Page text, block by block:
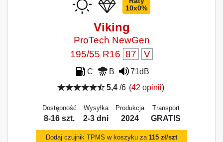
10x0%
Viking
ProTech NewGen
195/55 R16 87 V
C B
71dB
5,4/6 (42 opinii)
Dostępność
8-16 szt.
Wysyłka
2-3 dni
Produkcja
2024
Transport
GRATIS
Dodaj czujnik TPMS w koszyku za 115 zł/szt